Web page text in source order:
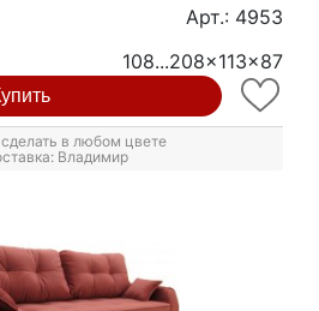
Арт.: 4953
108...208x113x87
в любом цвете
Владимир